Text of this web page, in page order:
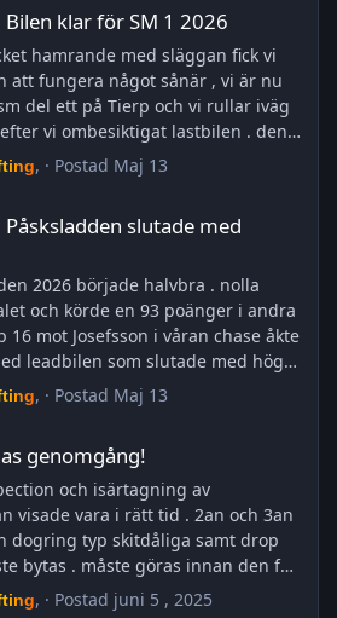
röra bilen under stegen så
men vi slutade ändå på en 5
ligger nu på fjärde plats i serien ..
ja den är på rep och uppsatt i
vi ska försöka få lite ordning på
håller dom sista två
(om vi honner få ihop den)
uppehåll innan del 3 startar i
..
klar för SM 1 2026
hamrande med släggan fick vi
att fungera något sånär , vi är nu
del ett på Tierp och vi rullar iväg
vi ombesiktigat lastbilen . den
i år . lampor, broms, stötdämpare
bes på morron sen drar vi från
nyhet
, · Postad Maj 13
slutade med
2026 började halvbra . nolla
och körde en 93 poänger i andra
16 mot Josefsson i våran chase åkte
leadbilen som slutade med hög
och hö bakända in i muren så blev
med . vi hinner inte få nya delar då
och tillverkas har vi fått
och kedjespel för dra ut
och få den något så när körduglig ,
hållitär ett udden i sig men bra .
framända och fick tag i en abs
origin som vi fått lackad och
, · Postad Maj 13
genomgång!
och isärtagning av
visade vara i rätt tid . 2an och 3an
dogring typ skitdåliga samt drop
bytas . måste göras innan den får
igen
, · Postad juni 5 , 2025